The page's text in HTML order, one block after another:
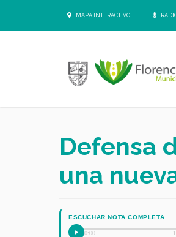
MAPA INTERACTIVO
Defensa
una
ESCUCHAR NOTA COMPLETA
0:00